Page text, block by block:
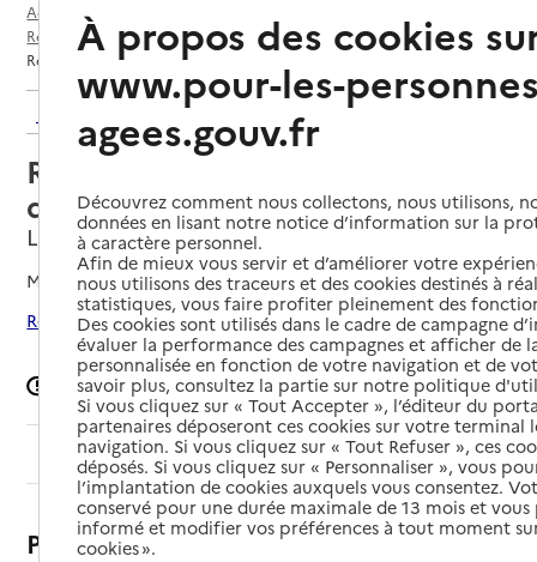
Accueil
Résidences autonomie par département
Lot (46)
Lauzès
Résidence autonomie MARPA du docteur Jubin
Retour aux résultats de l'annuaire
Résidence autonomie MARPA du
docteur Jubin
Lauzès, LOT
Mis à jour le25/06/2025
Rechercher les établissements autour de Lauzès
Signaler une erreur
Sommaire
Présentation
À propos des cookies
www.pour-les-
agees.gouv.fr
Découvrez comment nous collectons, nous utilisons,
données en lisant notre notice d’information sur la
à caractère personnel.
Afin de mieux vous servir et d’améliorer votre
nous utilisons des traceurs et des cookies destinés à
statistiques, vous faire profiter pleinement des
Des cookies sont utilisés dans le cadre de campagne
évaluer la performance des campagnes et afficher de
personnalisée en fonction de votre navigation et de
savoir plus, consultez la partie sur notre politique
Si vous cliquez sur « Tout Accepter », l’éditeur du
partenaires déposeront ces cookies sur votre terminal
navigation. Si vous cliquez sur « Tout Refuser », ces
déposés. Si vous cliquez sur « Personnaliser », vous
l’implantation de cookies auxquels vous consentez.
conservé pour une durée maximale de 13 mois et
informé et modifier vos préférences à tout moment
cookies ».